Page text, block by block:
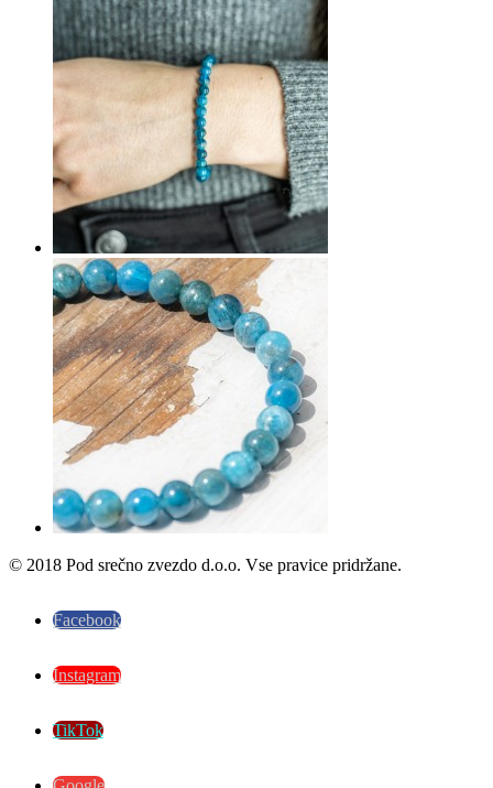
© 2018 Pod srečno zvezdo d.o.o. Vse pravice pridržane.
Facebook
Instagram
TikTok